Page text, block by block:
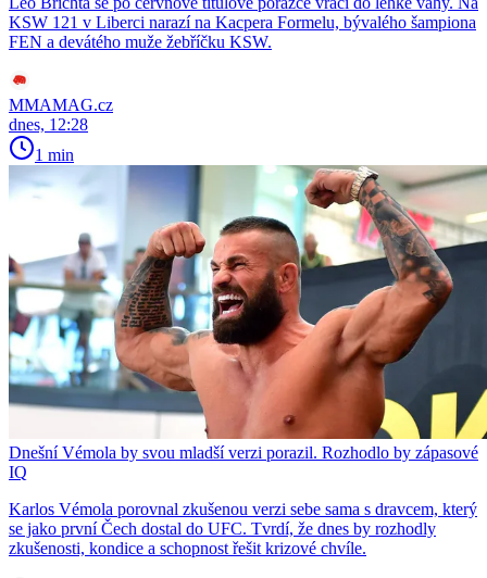
KSW 121 v Liberci narazí na Kacpera Formelu, bývalého šampiona
FEN a devátého muže žebříčku KSW.
MMAMAG.cz
dnes, 12:28
1 min
Dnešní Vémola by svou mladší verzi porazil. Rozhodlo by zápasové
IQ
Karlos Vémola porovnal zkušenou verzi sebe sama s dravcem, který
se jako první Čech dostal do UFC. Tvrdí, že dnes by rozhodly
zkušenosti, kondice a schopnost řešit krizové chvíle.